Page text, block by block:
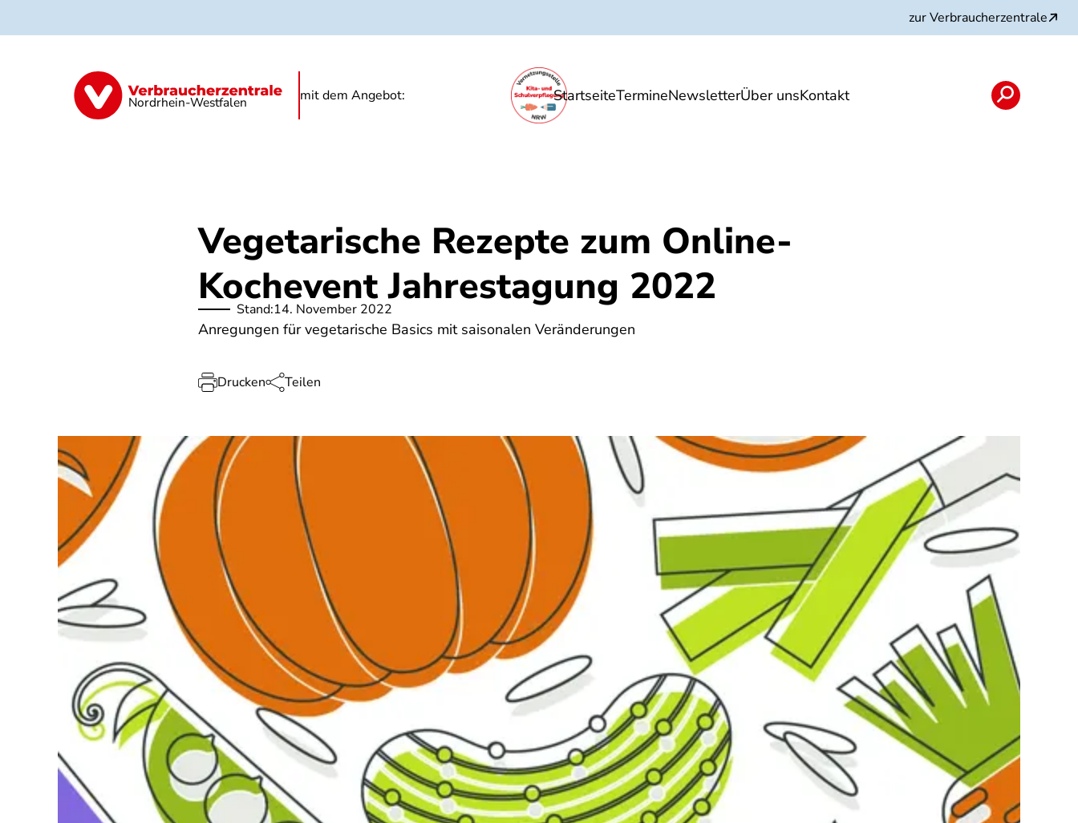
zur Verbraucherzentrale
Nordrhein-Westfalen mit dem Angebot: StartseiteTermineNewsletterÜber unsKontakt
Kindertagespflege Kita Schule Ernährungsbildung Unsere Angebote Projekte und Partner
Vegetarische Rezepte zum Online-
Kochevent Jahrestagung 2022
Stand:14. November 2022
Anregungen für vegetarische Basics mit saisonalen Veränderungen
Drucken Teilen